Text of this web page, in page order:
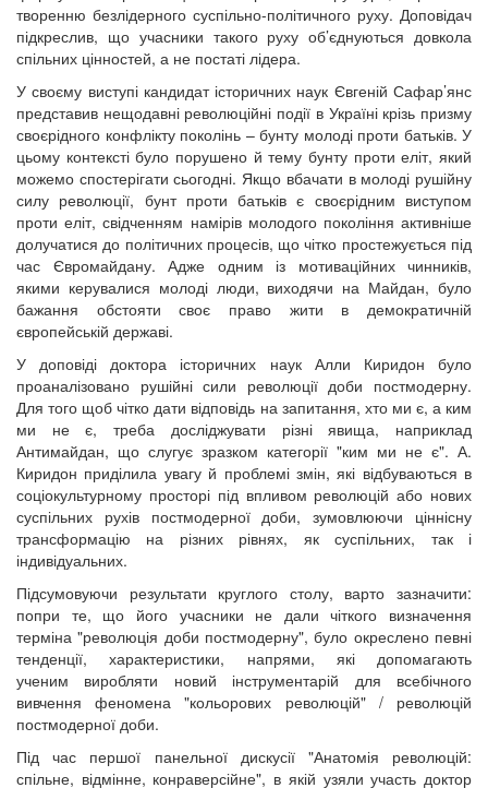
творенню безлідерного суспільно-політичного руху. Доповідач
підкреслив, що учасники такого руху об’єднуються довкола
спільних цінностей, а не постаті лідера.
У своєму виступі кандидат історичних наук Євгеній Сафар’янс
представив нещодавні революційні події в Україні крізь призму
своєрідного конфлікту поколінь – бунту молоді проти батьків. У
цьому контексті було порушено й тему бунту проти еліт, який
можемо спостерігати сьогодні. Якщо вбачати в молоді рушійну
силу революції, бунт проти батьків є своєрідним виступом
проти еліт, свідченням намірів молодого покоління активніше
долучатися до політичних процесів, що чітко простежується під
час Євромайдану. Адже одним із мотиваційних чинників,
якими керувалися молоді люди, виходячи на Майдан, було
бажання обстояти своє право жити в демократичній
європейській державі.
У доповіді доктора історичних наук Алли Киридон було
проаналізовано рушійні сили революції доби постмодерну.
Для того щоб чітко дати відповідь на запитання, хто ми є, а ким
ми не є, треба досліджувати різні явища, наприклад
Антимайдан, що слугує зразком категорії "ким ми не є". А.
Киридон приділила увагу й проблемі змін, які відбуваються в
соціокультурному просторі під впливом революцій або нових
суспільних рухів постмодерної доби, зумовлюючи ціннісну
трансформацію на різних рівнях, як суспільних, так і
індивідуальних.
Підсумовуючи результати круглого столу, варто зазначити:
попри те, що його учасники не дали чіткого визначення
терміна "революція доби постмодерну", було окреслено певні
тенденції, характеристики, напрями, які допомагають
ученим виробляти новий інструментарій для всебічного
вивчення феномена "кольорових революцій" / революцій
постмодерної доби.
Під час першої панельної дискусії "Анатомія революцій:
спільне, відмінне, конраверсійне", в якій узяли участь доктор